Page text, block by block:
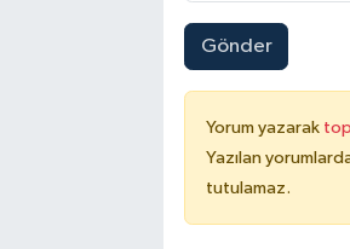
Gönder
Yorum yazarak
Yazılan
tutulamaz.